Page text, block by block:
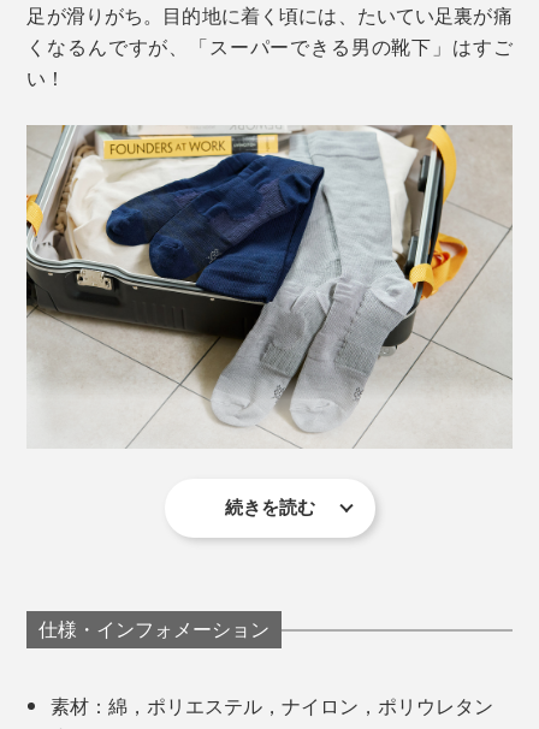
足の形に合わせて緻密に設計されているため、左右が決
まっており、履き口の内側に「右」「左」の文字が編み
込まれています。
母趾級部分には、ポリウレタンゴムを編み込み、グリッ
プ力を強化。靴下の表裏ともすべり止め効果があるの
レを防ぎます。
足が滑りがち。目的地に着く頃には、たいてい足裏が痛
くなるんですが、「スーパーできる男の靴下」はすご
い！
まるで衝撃緩和のインソールを入れてるみたいにフカフ
普段、締め付け感の強い靴下は苦手なんですが、この靴
がずり落ちて足首に溜まることもなくて、快適です！
続きを読む
仕様・インフォメーション
素材：綿，ポリエステル，ナイロン，ポリウレタン